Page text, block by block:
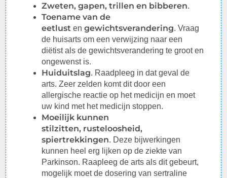
Zweten, gapen, trillen en bibberen.
Toename van de
eetlustengewichtsverandering. Vraag
de huisarts om een verwijzing naar een
diëtist als de gewichtsverandering te groot en
ongewenst is.
Huiduitslag. Raadpleeg in dat geval de
arts. Zeer zelden komt dit door een
allergische reactie op het medicijn en moet
uw kind met het medicijn stoppen.
Moeilijk kunnen
stilzitten, rusteloosheid,
spiertrekkingen. Deze bijwerkingen
kunnen heel erg lijken op de ziekte van
Parkinson. Raapleeg de arts als dit gebeurt,
mogelijk moet de dosering van sertraline